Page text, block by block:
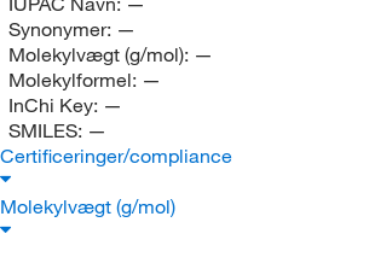
Synonymer: —
Molekylvægt (g/mol): —
Molekylformel: —
InChi Key: —
SMILES: —
Certificeringer/compliance
Molekylvægt (g/mol)